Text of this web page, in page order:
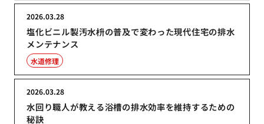
塩化ビニル製汚水枡の普及で変わった現代住宅の排水
メンテナンス
2026.03.28
水道修理
水回り職人が教える浴槽の排水効率を維持するための
秘訣
2026.03.28